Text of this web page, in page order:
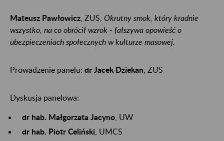
Mateusz Pawłowicz , ZUS, Okrutny smok, który kradnie
wszystko, na co obrócił wzrok - fałszywa opowieść o
ubezpieczeniach społecznych w kulturze masowej.
Prowadzenie panelu: dr Jacek Dziekan , ZUS
Dyskusja panelowa:
dr hab. Małgorzata Jacyno , UW
dr hab. Piotr Celiński , UMCS